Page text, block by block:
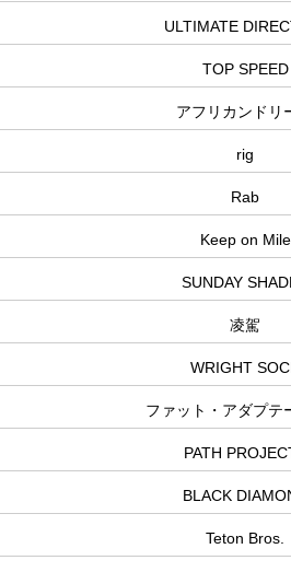
ULTIMATE
TOP SPEED
アフリカンドリ
rig
Rab
Keep on Mile
SUNDAY
凌駕
WRIGHT
ファット・アダプテ
PATH
BLACK
Teton Bros.